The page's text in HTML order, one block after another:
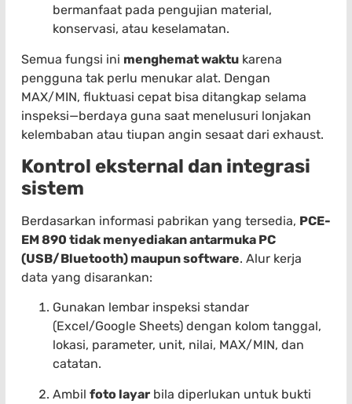
bermanfaat pada pengujian material,
konservasi, atau keselamatan.
Semua fungsi ini menghemat waktu karena
pengguna tak perlu menukar alat. Dengan
MAX/MIN, fluktuasi cepat bisa ditangkap selama
inspeksi—berdaya guna saat menelusuri lonjakan
kelembaban atau tiupan angin sesaat dari exhaust.
Kontrol eksternal dan integrasi
sistem
Berdasarkan informasi pabrikan yang tersedia, PCE-
EM 890 tidak menyediakan antarmuka PC
(USB/Bluetooth) maupun software. Alur kerja
data yang disarankan:
Gunakan lembar inspeksi standar
(Excel/Google Sheets) dengan kolom tanggal,
lokasi, parameter, unit, nilai, MAX/MIN, dan
catatan.
Ambil foto layar bila diperlukan untuk bukti